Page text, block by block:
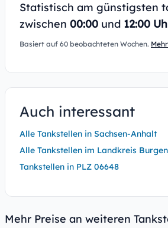
Statistisch am günstigsten
zwischen 00:00 und 12:00
Basiert auf 60 beobachteten Wochen.
Auch interessant
Alle Tankstellen in Sachsen-Anhalt
Alle Tankstellen im Landkreis
Tankstellen in PLZ 06648
Mehr Preise an weiteren